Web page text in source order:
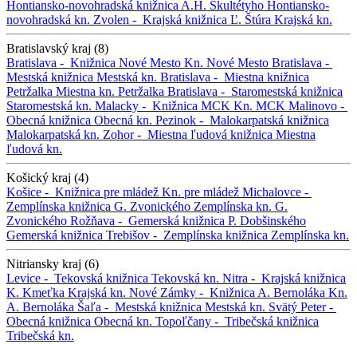
Hontiansko-novohradská knižnica A.H. Škultétyho Hontiansko-
novohradská kn. Zvolen - Krajská knižnica Ľ. Štúra Krajská kn.
Bratislavský kraj (8)
Bratislava - Knižnica Nové Mesto Kn. Nové Mesto Bratislava -
Mestská knižnica Mestská kn. Bratislava - Miestna knižnica
Petržalka Miestna kn. Petržalka Bratislava - Staromestská knižnica
Staromestská kn. Malacky - Knižnica MCK Kn. MCK Malinovo -
Obecná knižnica Obecná kn. Pezinok - Malokarpatská knižnica
Malokarpatská kn. Zohor - Miestna ľudová knižnica Miestna
ľudová kn.
Košický kraj (4)
Košice - Knižnica pre mládež Kn. pre mládež Michalovce -
Zemplínska knižnica G. Zvonického Zemplínska kn. G.
Zvonického Rožňava - Gemerská knižnica P. Dobšinského
Gemerská knižnica Trebišov - Zemplínska knižnica Zemplínska kn.
Nitriansky kraj (6)
Levice - Tekovská knižnica Tekovská kn. Nitra - Krajská knižnica
K. Kmeťka Krajská kn. Nové Zámky - Knižnica A. Bernoláka Kn.
A. Bernoláka Šaľa - Mestská knižnica Mestská kn. Svätý Peter -
Obecná knižnica Obecná kn. Topoľčany - Tribečská knižnica
Tribečská kn.